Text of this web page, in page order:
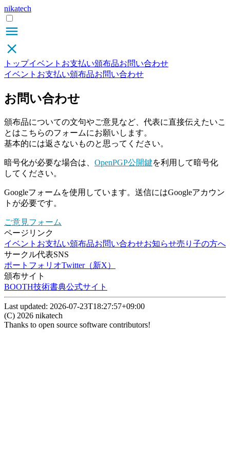
nikatech
トップイベント お支払い頒布品お問い合わせ
イベント お支払い頒布品お問い合わせ
お問い合わせ
頒布品についての文句やご意見など、代表に直接伝えたいこ
とはこちらのフォームにお願いします。
基本的には返さないものと思ってください。
暗号化が必要な場合は、 OpenPGP公開鍵を利用して暗号化
してください。
Googleフォームを使用しています。送信にはGoogleアカウン
トが必要です。
ご意見フォーム
ページリンク
イベント お支払い頒布品お問い合わせお知らせ売り子の方へ
サークル代表SNS
ポートフォリオTwitter（新X）
頒布サイト
BOOTH技術書典公式サイト
Last updated: 2026-07-23T18:27:57+09:00
(C) 2026 nikatech
Thanks to open source software contributors!